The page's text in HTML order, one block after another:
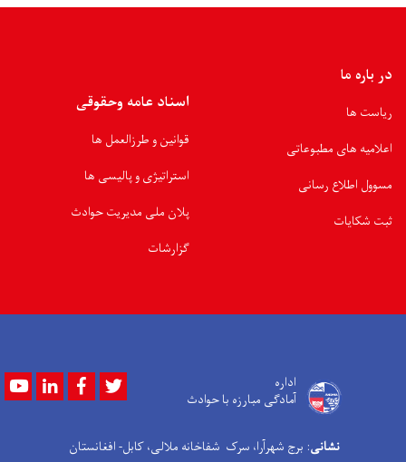
در باره ما
ریاست ها
اعلامیه های مطبوعاتی
مسوول اطلاع رسانی
ثبت شکایات
اسناد عامه وحقوقی
قوانین و طرزالعمل ها
استراتیژی و پالیسی ها
پلان ملی مدیریت حوادث
گزارشات
اداره
آمادگی مبارزه با حوادث
YoutubeLinkedInFacebook
نشانی: برج شهرآرا، سرک شفاخانه ملالی، کابل- افغانستان